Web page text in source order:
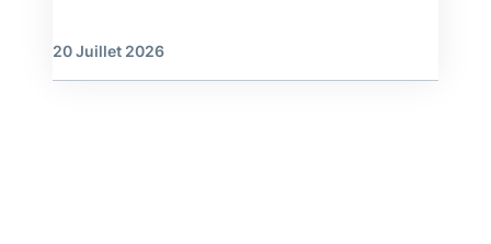
20 Juillet 2026